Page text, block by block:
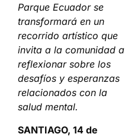
Parque Ecuador se
transformará en un
recorrido artístico que
invita a la comunidad a
reflexionar sobre los
desafíos y esperanzas
relacionados con la
salud mental.
SANTIAGO, 14 de